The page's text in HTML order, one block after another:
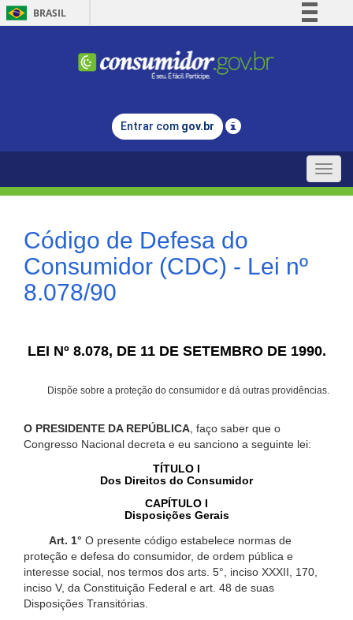
BRASIL
Comunica BR
Legislação
Entrar com gov.br
Toggle
Código de Defesa do
Consumidor (CDC) - Lei nº
8.078/90
LEI Nº 8.078, DE 11 DE SETEMBRO DE 1990.
Dispõe sobre a proteção do consumidor e dá outras providências.
O PRESIDENTE DA REPÚBLICA , faço saber que o
Congresso Nacional decreta e eu sanciono a seguinte lei:
TÍTULO I
Dos Direitos do Consumidor
CAPÍTULO I
Disposições Gerais
Art. 1° O presente código estabelece normas de
proteção e defesa do consumidor, de ordem pública e
interesse social, nos termos dos arts. 5°, inciso XXXII, 170,
inciso V, da Constituição Federal e art. 48 de suas
Disposições Transitórias.